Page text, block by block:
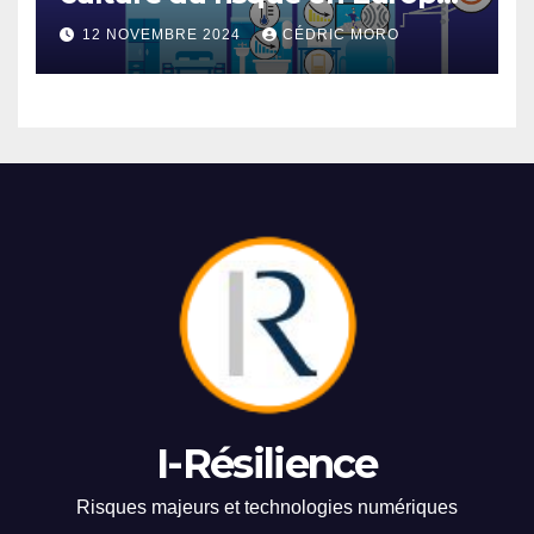
3-112 NOVEMBRE 2024 CÉDRIC MORO
I-Résilience
Risques majeurs et technologies numériques